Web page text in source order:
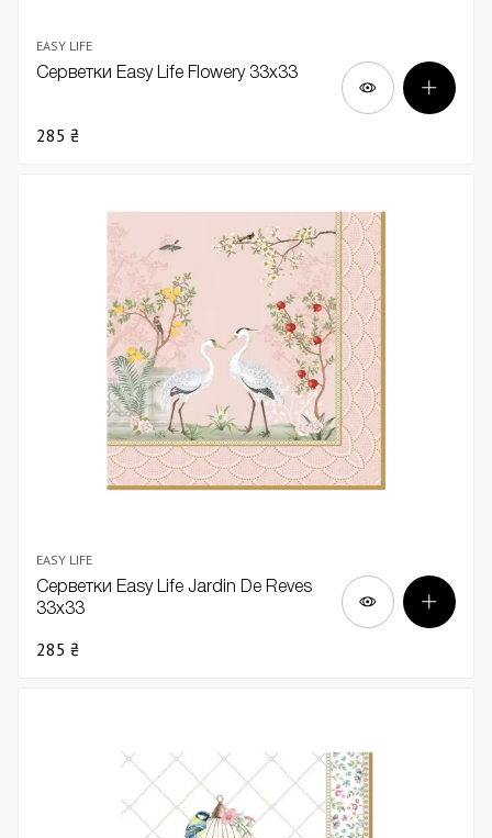
EASY LIFE
Серветки Easy Life Flowery 33х33
285 ₴
EASY LIFE
Серветки Easy Life Jardin De Reves
33х33
285 ₴